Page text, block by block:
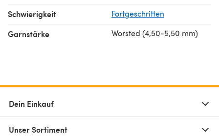
Schwierigkeit Fortgeschritten
Garnstärke Worsted (4,50-5,50 mm)
Dein Einkauf
Unser Sortiment